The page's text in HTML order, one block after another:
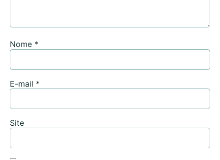
Nome *
E-mail *
Site